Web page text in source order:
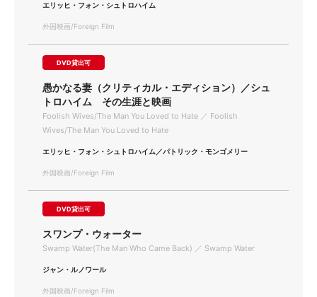
エリッヒ・フォン・シュトロハイム
外国映画/Foreign Film
DVD貸出可
愚かなる妻（クリティカル・エディション）／シュ
トロハイム その生涯と映画
Foolish Wives/The Man You Loved to Hate ／ Foolish
Wives/The Man You Loved to Hate
エリッヒ・フォン・シュトロハイム／パトリック・モンゴメリー
外国映画/Foreign Film
DVD貸出可
スワンプ・ウォーター
Swamp Water(The Man Who Came Back) ／ Swamp Water
ジャン・ルノワール
外国映画/Foreign Film